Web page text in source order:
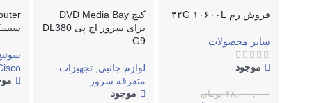
فروش رم ۳۲G ۱۰۶۰۰L
سایر محصولات
موجود
۴۸,۰۰۰,۰۰۰ تومان
کیج DVD Media Bay
برای سرور اچ پی DL380
G9
لوازم جانبی تجهیزات
متفرقه سرور
موجود